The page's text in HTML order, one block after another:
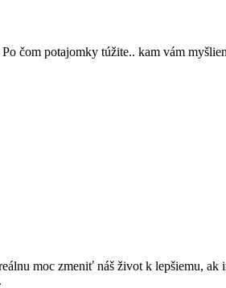
čom potajomky túžite.. kam vám
moc zmeniť náš život k lepšiemu,